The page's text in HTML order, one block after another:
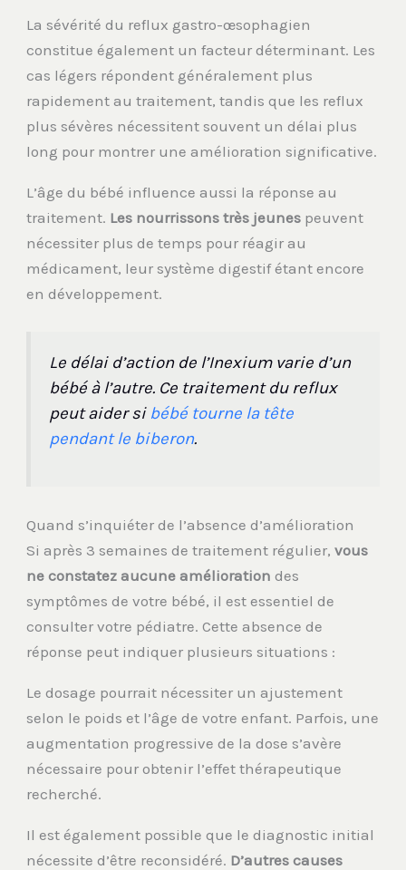
La sévérité du reflux gastro-œsophagien
constitue également un facteur déterminant. Les
cas légers répondent généralement plus
rapidement au traitement, tandis que les reflux
plus sévères nécessitent souvent un délai plus
long pour montrer une amélioration significative.
L’âge du bébé influence aussi la réponse au
traitement. Les nourrissons très jeunes peuvent
nécessiter plus de temps pour réagir au
médicament, leur système digestif étant encore
en développement.
Le délai d’action de l’Inexium varie d’un
bébé à l’autre. Ce traitement du reflux
peut aider si bébé tourne la tête
pendant le biberon.
Quand s’inquiéter de l’absence d’amélioration
Si après 3 semaines de traitement régulier,vous
ne constatez aucune amélioration des
symptômes de votre bébé, il est essentiel de
consulter votre pédiatre. Cette absence de
réponse peut indiquer plusieurs situations :
Le dosage pourrait nécessiter un ajustement
selon le poids et l’âge de votre enfant. Parfois, une
augmentation progressive de la dose s’avère
nécessaire pour obtenir l’effet thérapeutique
recherché.
Il est également possible que le diagnostic initial
nécessite d’être reconsidéré. D’autres causes